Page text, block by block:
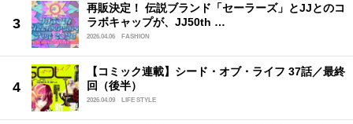
再販決定！ 伝説ブランド「セーラーズ」とJJとのコ
ラボキャップが、JJ50th …
2026.04.06 FASHION
【コミック連載】シード・オブ・ライフ 37話／最終
回（後半）
2026.04.09 LIFE STYLE